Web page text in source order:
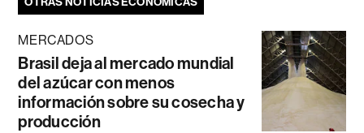
MERCADOS
Brasil deja al mercado mundial
del azúcar con menos
información sobre su cosecha y
producción